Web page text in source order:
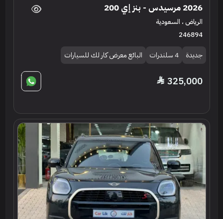
2026 مرسيدس - بنز إي 200
الرياض ، السعودية
246894
جديدة 4 سلندرات البائع معرض كار لك للسيارات
325,000